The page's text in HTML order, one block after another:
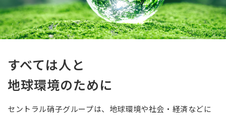
すべては人と
地球環境のために
セントラル硝子グループは、 地球環境や社会・経済などに